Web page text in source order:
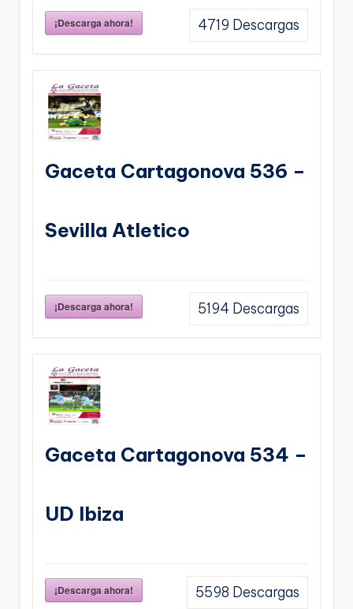
¡Descarga ahora! 4719 Descargas
Gaceta Cartagonova 536 –
Sevilla Atletico
¡Descarga ahora! 5194 Descargas
Gaceta Cartagonova 534 –
UD Ibiza
¡Descarga ahora! 5598 Descargas